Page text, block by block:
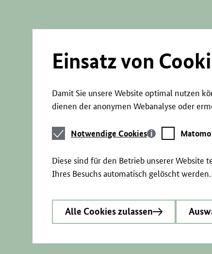
Einsatz von
Damit Sie unsere Website optimal nutzen
dienen der anonymen Webanalyse oder
Notwendige
Cookies
Notwendige Cookies
Matomo
Webstatistik
Diese sind für den Betrieb unserer Website
Ihres Besuchs automatisch gelöscht werden.
Alle Cookies zulassen